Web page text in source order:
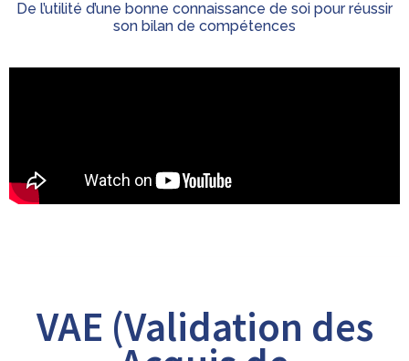
De l’utilité d’une bonne connaissance de soi pour réussir
son bilan de compétences
VAE (Validation des